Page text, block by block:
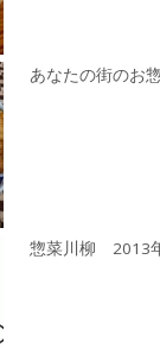
あなたの街のお
惣菜川柳 2013